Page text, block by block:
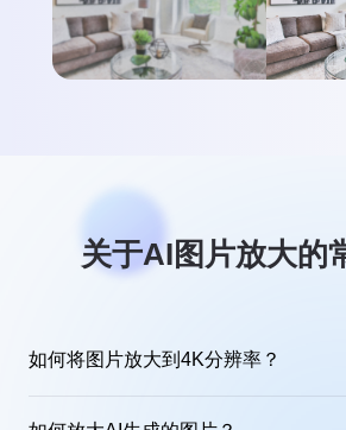
关于AI图片放大的
如何将图片放大到4K分辨率？